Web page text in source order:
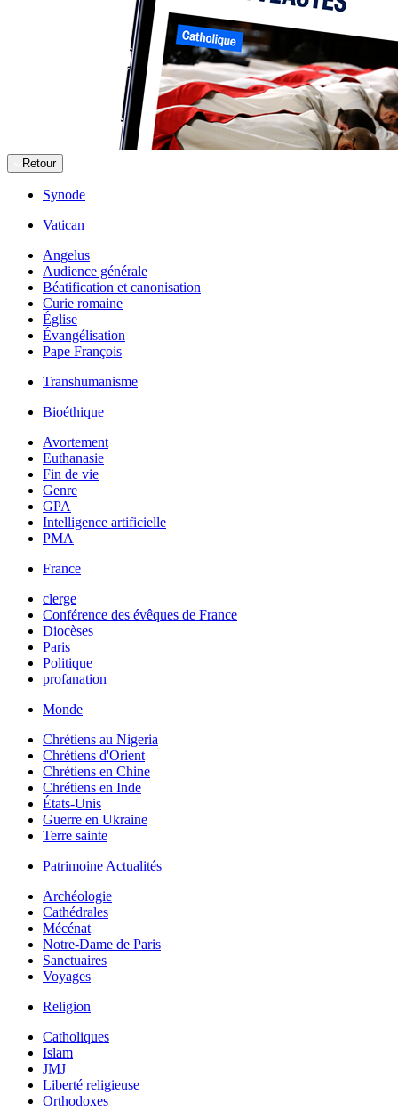
Retour
Synode
Vatican
Angelus
Audience générale
Béatification et canonisation
Curie romaine
Église
Évangélisation
Pape François
Transhumanisme
Bioéthique
Avortement
Euthanasie
Fin de vie
Genre
GPA
Intelligence artificielle
PMA
France
clerge
Conférence des évêques de France
Diocèses
Paris
Politique
profanation
Monde
Chrétiens au Nigeria
Chrétiens d'Orient
Chrétiens en Chine
Chrétiens en Inde
États-Unis
Guerre en Ukraine
Terre sainte
Patrimoine Actualités
Archéologie
Cathédrales
Mécénat
Notre-Dame de Paris
Sanctuaires
Voyages
Religion
Catholiques
Islam
JMJ
Liberté religieuse
Orthodoxes